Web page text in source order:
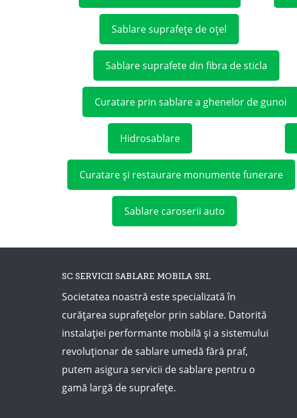
Sablare suprafețe de oțel
Sablare suprafete din fibra de sticla
Curatare prin sablare a ghenelor de gunoi
Hidrosablare
Curatare și restaurare monumente funerare
Sablare caroserii auto
SC SERVICII SABLARE MOBILA SRL
Societatea noastră este specializată în
curățarea suprafețelor prin sablare. Datorită
instalației performante mobilă și a sistemului
revoluționar de sablare umedă fără praf,
putem asigura servicii de sablare pentru o
gamă largă de suprafețe.